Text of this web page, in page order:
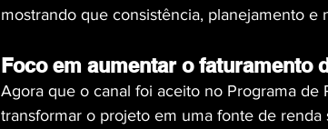
mostrando que consistência, planejamento
Foco em aumentar o faturamento
Agora que o canal foi aceito no Programa
transformar o projeto em uma fonte de renda